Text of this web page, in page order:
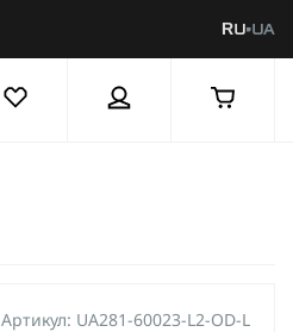
RU UA
Артикул: UA281-60023-L2-OD-L